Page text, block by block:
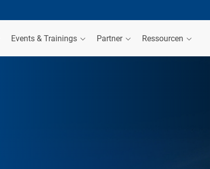
Events & Trainings Partner Ressourcen